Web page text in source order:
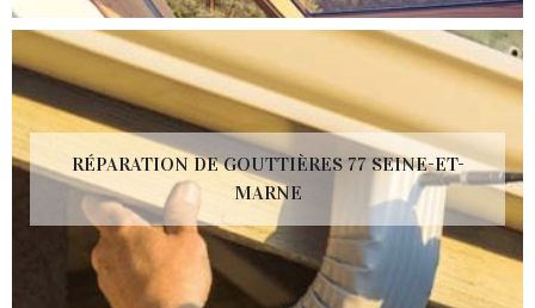
RÉPARATION DE GOUTTIÈRES 77 SEINE-ET-
MARNE